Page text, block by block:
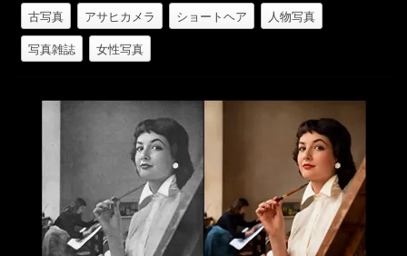
古写真 アサヒカメラ ショートヘア
人物写真
写真雑誌
女性写真